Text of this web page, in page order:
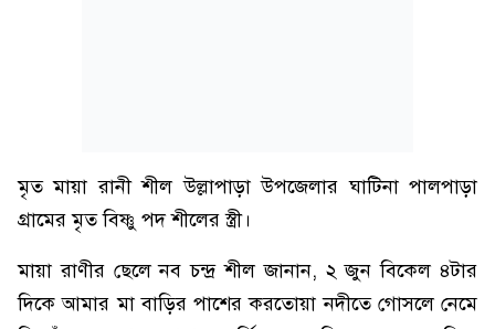
মৃত মায়া রানী শীল উল্লাপাড়া উপজেলার ঘাটিনা পালপাড়া
গ্রামের মৃত বিষ্ণু পদ শীলের স্ত্রী।
মায়া রাণীর ছেলে নব চন্দ্র শীল জানান, ২ জুন বিকেল ৪টার
দিকে আমার মা বাড়ির পাশের করতোয়া নদীতে গোসলে নেমে